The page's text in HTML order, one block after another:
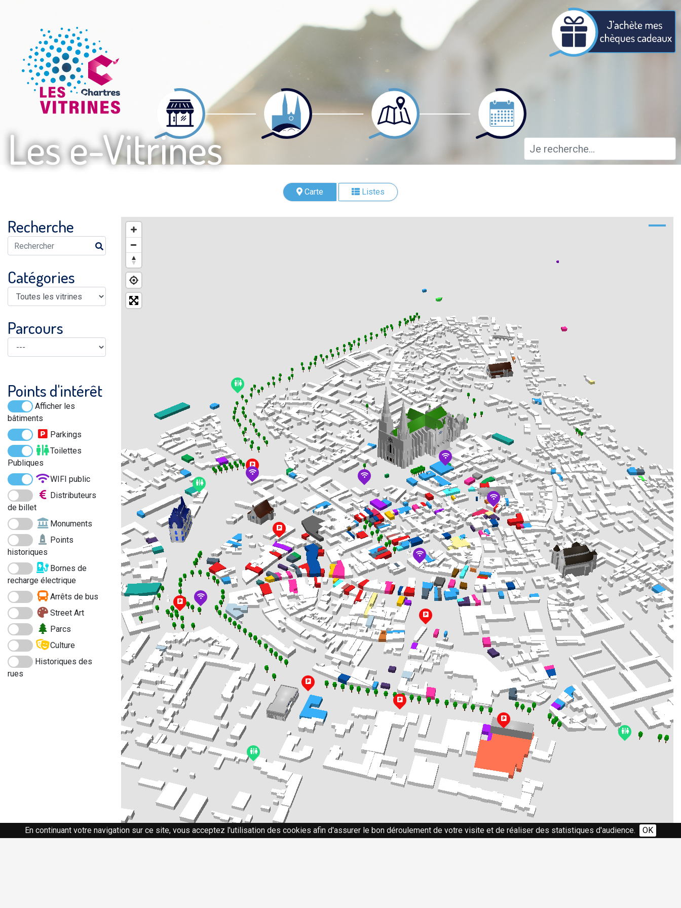
Les e-Vitrines
Carte Listes
Recherche
Catégories
Parcours
Points d'intérêt
Afficher les
bâtiments
Parkings
Toilettes
Publiques
WIFI public
Distributeurs
de billet
Monuments
Points
historiques
Bornes de
recharge électrique
Arrêts de bus
Street Art
Parcs
Culture
Historiques des
rues
En continuant votre navigation sur ce site, vous acceptez l'utilisation des cookies afin d'assurer le bon déroulement de votre visite et de réaliser des statistiques d'audience. OK